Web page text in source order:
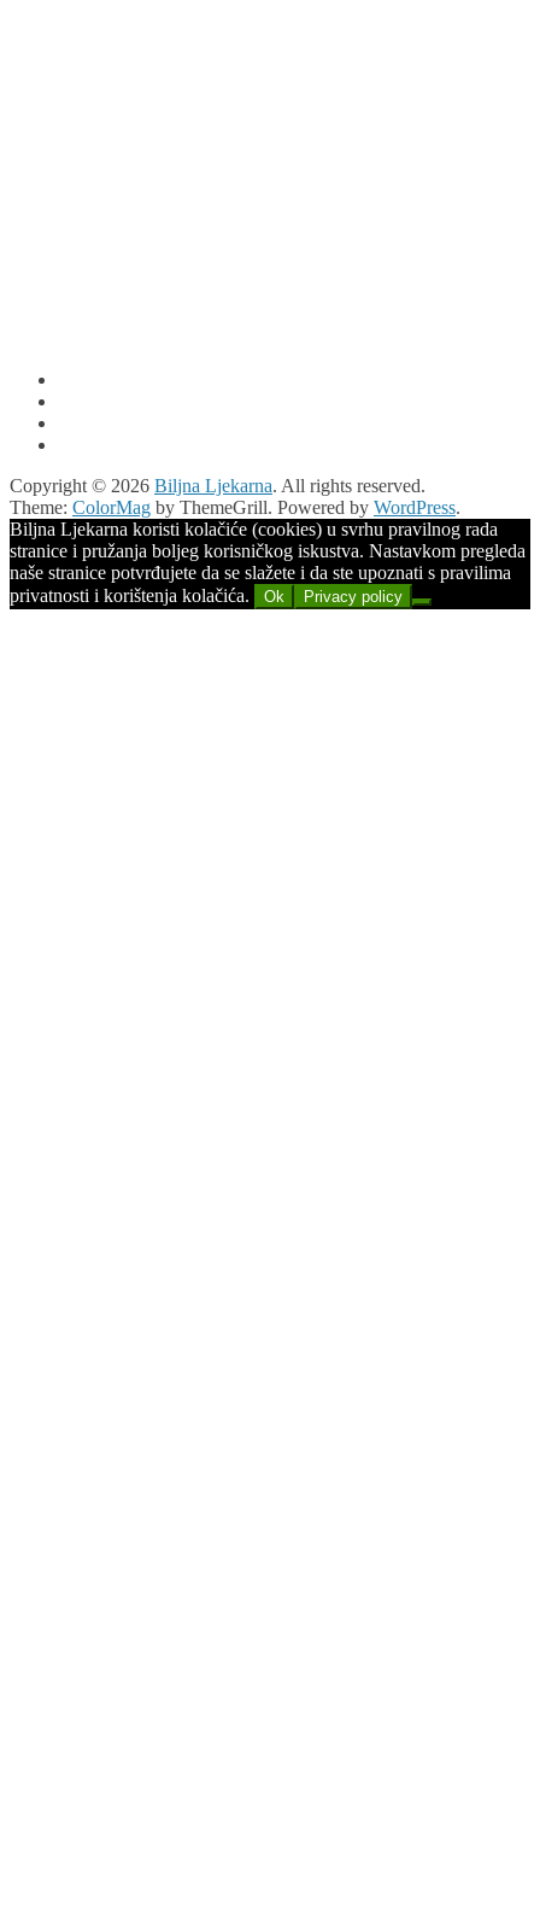
Copyright © 2026 Biljna Ljekarna. All rights reserved.
Theme: ColorMag by ThemeGrill. Powered by WordPress.
Biljna Ljekarna koristi kolačiće (cookies) u svrhu pravilnog rada
stranice i pružanja boljeg korisničkog iskustva. Nastavkom pregleda
naše stranice potvrđujete da se slažete i da ste upoznati s pravilima
privatnosti i korištenja kolačića.
Ok Privacy policy